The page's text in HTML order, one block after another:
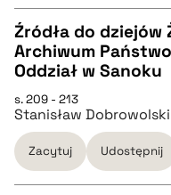
BIBTEX
pobierz cytat
CZYSTY TEKST
pobierz cytat
BIBTEX
Źródła do dziejów
Archiwum
Oddział w Sanoku
s. 209 - 213
Stanisław Dobrowolski
Zacytuj Udostępnij